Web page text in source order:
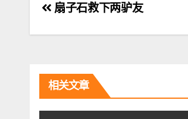
文
章
航
扇子石救下两驴友
相关文章